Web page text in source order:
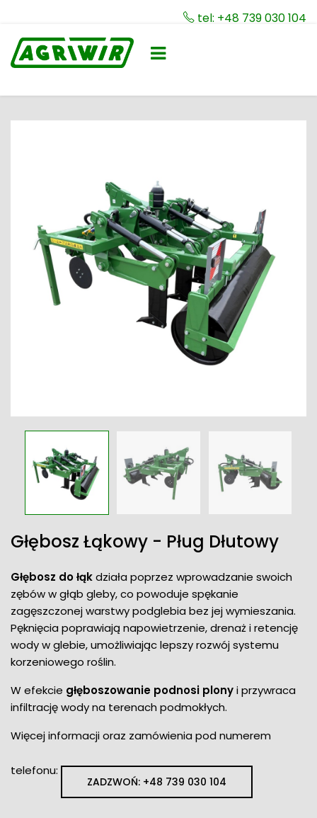
tel: +48 739 030 104
Toggle
navigation
☰
Głębosz Łąkowy - Pług Dłutowy
Głębosz do łąkdziała poprzez wprowadzanie swoich
zębów w głąb gleby, co powoduje spękanie
zagęszczonej warstwy podglebia bez jej wymieszania.
Pęknięcia poprawiają napowietrzenie, drenaż i retencję
wody w glebie, umożliwiając lepszy rozwój systemu
korzeniowego roślin.
W efekcie głęboszowanie podnosi plonyi przywraca
infiltrację wody na terenach podmokłych.
Więcej informacji oraz zamówienia pod numerem
telefonu:
ZADZWOŃ: +48 739 030 104